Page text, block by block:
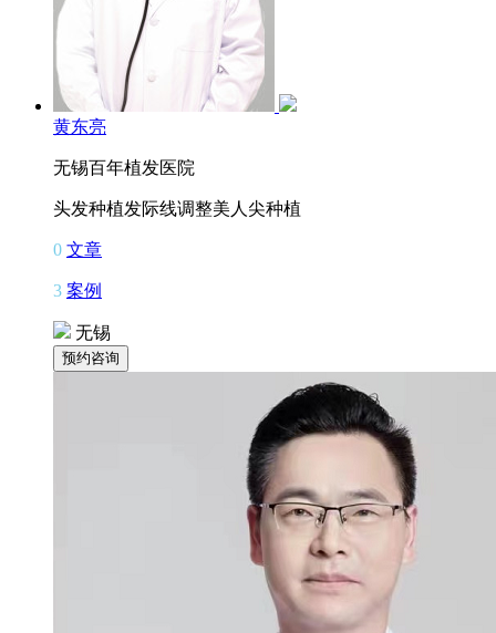
黄东亮
无锡百年植发医院
头发种植发际线调整美人尖种植
0 文章
3 案例
无锡